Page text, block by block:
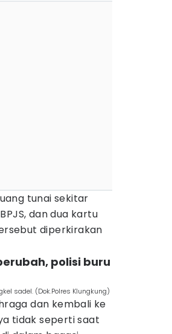
tunai sekitar
dan dua kartu
diperkirakan
polisi buru
sadel. (Dok.Polres Klungkung)
dan kembali ke
tidak seperti saat